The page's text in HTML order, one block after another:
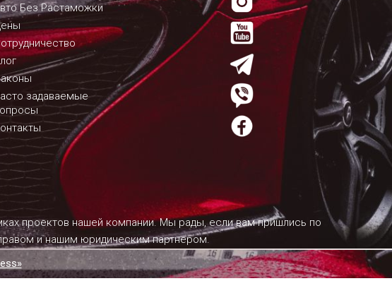
Без Растаможки
задаваемые
проектов нашей компании. Мы рады, если вам пришлись по
и нашим юридическим партнером.